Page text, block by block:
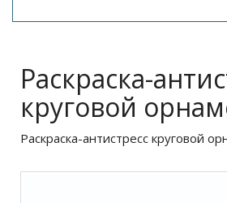
Раскраска-
круговой
Раскраска-антистресс круговой